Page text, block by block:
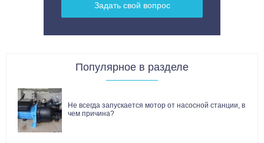
Задать свой вопрос
Популярное в разделе
Не всегда запускается мотор от насосной станции, в
чем причина?